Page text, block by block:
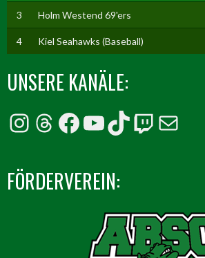
3 Holm Westend 69'ers
4 Kiel Seahawks (Baseball)
UNSERE KANÄLE:
Instagram
Threads
Facebook
YouTube
TikTok
Twitch
E-Mail
FÖRDERVEREIN: